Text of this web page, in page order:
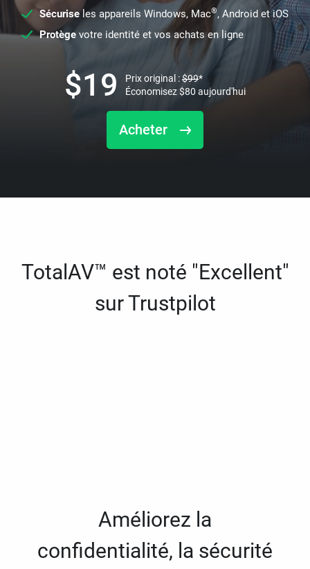
Sécuriseles appareils Windows, Mac®, Android et iOS
Protège votre identité et vos achats en ligne
Acheter
$19 Prix original :$99*
Économisez$80 aujourd'hui
TotalAV™ est noté "Excellent"
sur Trustpilot
Améliorez la
confidentialité, la sécurité